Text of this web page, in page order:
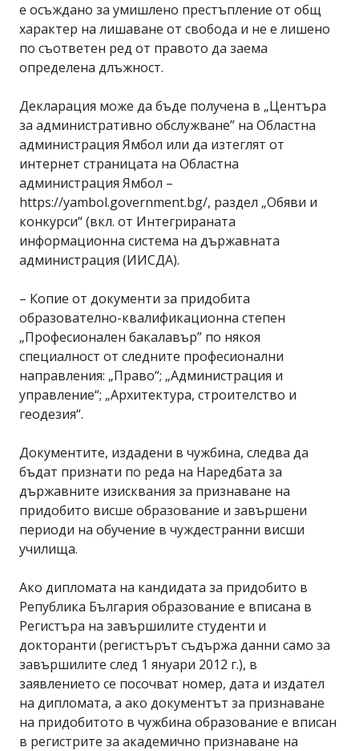
е осъждано за умишлено престъпление от общ
характер на лишаване от свобода и не е лишено
по съответен ред от правото да заема
определена длъжност.
Декларация може да бъде получена в „Центъра
за административно обслужване” на Областна
администрация Ямбол или да изтеглят от
интернет страницата на Областна
администрация Ямбол –
https://yambol.government.bg/, раздел „Обяви и
конкурси“ (вкл. от Интегрираната
информационна система на държавната
администрация (ИИСДА).
– Копие от документи за придобита
образователно-квалификационна степен
„Професионален бакалавър” по някоя
специалност от следните професионални
направления: „Право“; „Администрация и
управление“; „Архитектура, строителство и
геодезия“.
Документите, издадени в чужбина, следва да
бъдат признати по реда на Наредбата за
държавните изисквания за признаване на
придобито висше образование и завършени
периоди на обучение в чуждестранни висши
училища.
Ако дипломата на кандидата за придобито в
Република България образование е вписана в
Регистъра на завършилите студенти и
докторанти (регистърът съдържа данни само за
завършилите след 1 януари 2012 г.), в
заявлението се посочват номер, дата и издател
на дипломата, а ако документът за признаване
на придобитото в чужбина образование е вписан
в регистрите за академично признаване на